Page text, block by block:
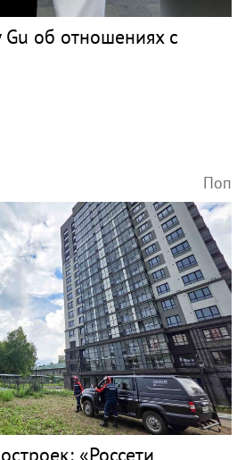
об отношениях с
Поп
«Россети